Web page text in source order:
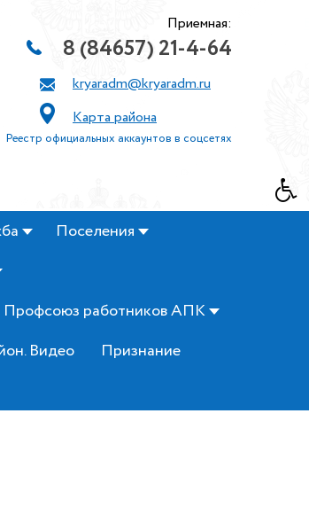
Приемная:
8 (84657) 21-4-64
kryaradm@kryaradm.ru
Карта района
Реестр официальных аккаунтов в соцсетях
Поселения
Профсоюз работников АПК
Видео
Признание